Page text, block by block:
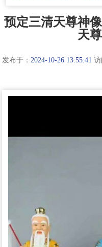
预定三清天尊神
天
发布于：2024-10-26 13:55:41 访